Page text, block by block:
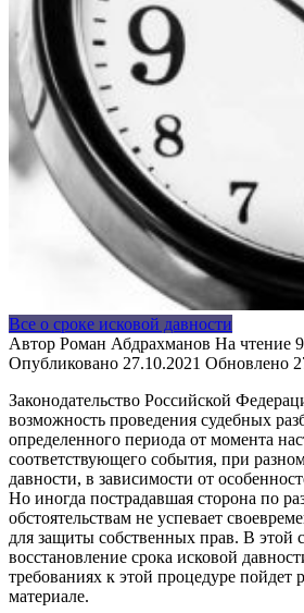
Все о сроке исковой давности
Автор Роман Абдрахманов На чтение
Опубликовано 27.10.2021 Обновлено
Законодательство Российской
возможность проведения судебных
определенного периода от момента
соответствующего события, при
давности, в зависимости от
Но иногда пострадавшая сторона по
обстоятельствам не успевает
для защиты собственных прав. В этой
восстановление срока исковой
требованиях к этой процедуре пойдет
материале.